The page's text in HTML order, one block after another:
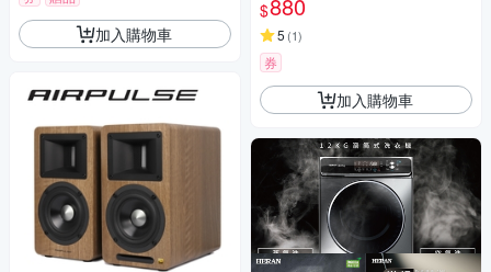
加入購物車
$880
5 (1)
券
加入購物車